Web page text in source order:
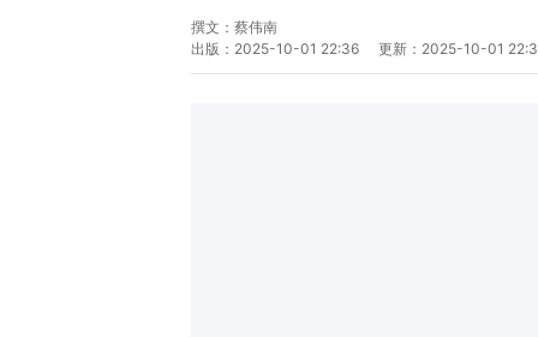
撰文： 蔡伟南
出版： 2025-10-01 22:36 更新： 2025-10-01